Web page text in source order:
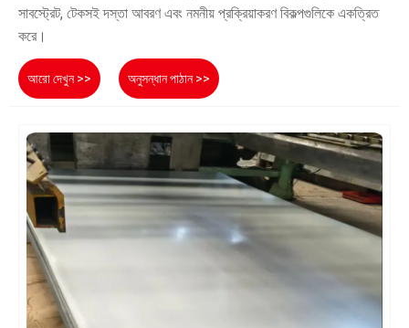
সাবস্ট্রেট, টেকসই দস্তা আবরণ এবং নমনীয় প্রক্রিয়াকরণ বিকল্পগুলিকে একত্রিত
করে।
আরো দেখুন >> অনুসন্ধান পাঠান >>